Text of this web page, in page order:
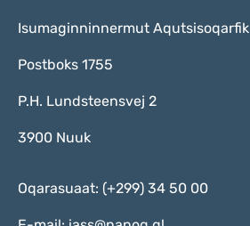
Isumaginninnermut Aqutsisoqarfik
Postboks 1755
P.H. Lundsteensvej 2
3900 Nuuk
Oqarasuaat: (+299) 34 50 00